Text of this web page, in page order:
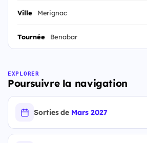
Ville Merignac
Tournée Benabar
EXPLORER
Poursuivre la navigation
Sorties de Mars 2027